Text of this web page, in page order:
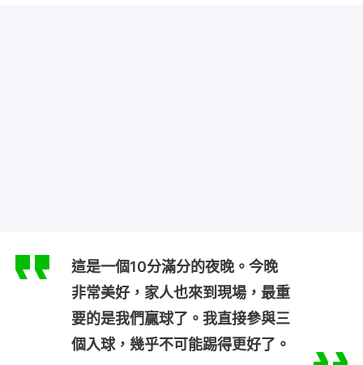
這是一個10分滿分的夜晚。今晚
非常美好，家人也來到現場，最重
要的是我們贏球了。我直接參與三
個入球，幾乎不可能踢得更好了。